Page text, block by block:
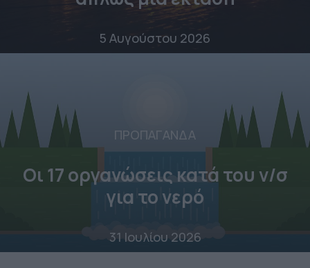
5 Αυγούστου 2026
ΠΡΟΠΑΓΑΝΔΑ
Οι 17 οργανώσεις κατά του ν/σ
για το νερό
31 Ιουλίου 2026